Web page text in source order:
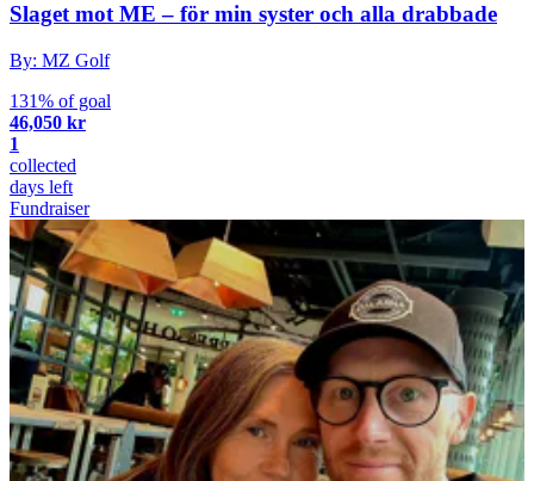
Slaget mot ME – för min syster och alla drabbade
By: MZ Golf
131% of goal
46,050 kr
1
collected
days left
Fundraiser